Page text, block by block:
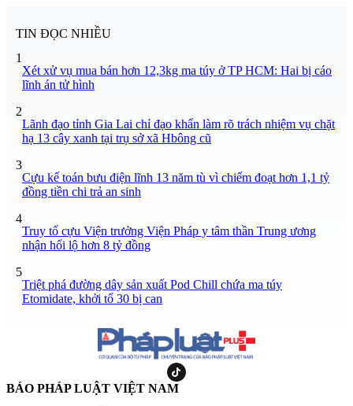
TIN ĐỌC NHIỀU
1
Xét xử vụ mua bán hơn 12,3kg ma túy ở TP HCM: Hai bị cáo
lĩnh án tử hình
2
Lãnh đạo tỉnh Gia Lai chỉ đạo khẩn làm rõ trách nhiệm vụ chặt
hạ 13 cây xanh tại trụ sở xã Hbông cũ
3
Cựu kế toán bưu điện lĩnh 13 năm tù vì chiếm đoạt hơn 1,1 tỷ
đồng tiền chi trả an sinh
4
Truy tố cựu Viện trưởng Viện Pháp y tâm thần Trung ương
nhận hối lộ hơn 8 tỷ đồng
5
Triệt phá đường dây sản xuất Pod Chill chứa ma túy
Etomidate, khởi tố 30 bị can
BÁO PHÁP LUẬT VIỆT NAM